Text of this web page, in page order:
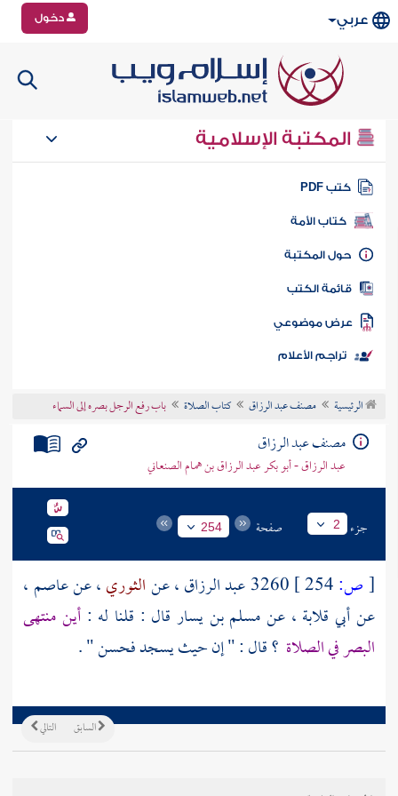
عربي دخول
المكتبة الإسلامية
كتب PDF
كتاب الأمة
المكتبة
الكتب
موضوعي
تراجم الأعلام
الرئيسية مصنف عبد الرزاق كتاب الصلاة باب رفع الرجل بصره إلى السماء
مصنف عبد الرزاق
عبد الرزاق - أبو بكر عبد الرزاق بن همام الصنعاني
جزء 2 صفحة 254
[ص: 3260عبد الرزاق، عنالثوري، عنعاصم ،
عنأبي قلابة ، عنمسلم بن يسار قال : قلنا له :أين منتهى
البصر في الصلاة ؟ قال : " إن حيث يسجد فحسن " .
التالي السابق